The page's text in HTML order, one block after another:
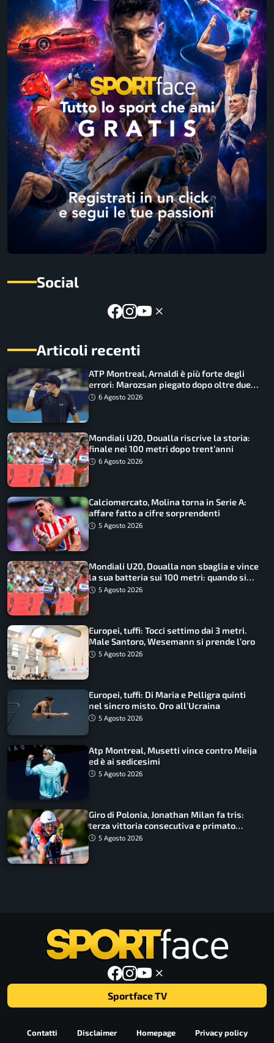
Social
Articoli recenti
ATP Montreal, Arnaldi è più forte degli
errori: Marozsan piegato dopo oltre due
ore6 Agosto 2026
Mondiali U20, Doualla riscrive la storia:
finale nei 100 metri dopo trent’anni
6 Agosto 2026
Calciomercato, Molina torna in Serie A:
affare fatto a cifre sorprendenti
5 Agosto 2026
Mondiali U20, Doualla non sbaglia e vince
la sua batteria sui 100 metri: quando si
disputano le finali
5 Agosto 2026
Europei, tuffi: Tocci settimo dai 3 metri.
Male Santoro, Wesemann si prende l’oro
5 Agosto 2026
Europei, tuffi: Di Maria e Pelligra quinti
nel sincro misto. Oro all’Ucraina
5 Agosto 2026
Atp Montreal, Musetti vince contro Meija
ed è ai sedicesimi
5 Agosto 2026
Giro di Polonia, Jonathan Milan fa tris:
terza vittoria consecutiva e primato
rafforzato
5 Agosto 2026
Sportface TV
Contatti Disclaimer Homepage Privacy policy